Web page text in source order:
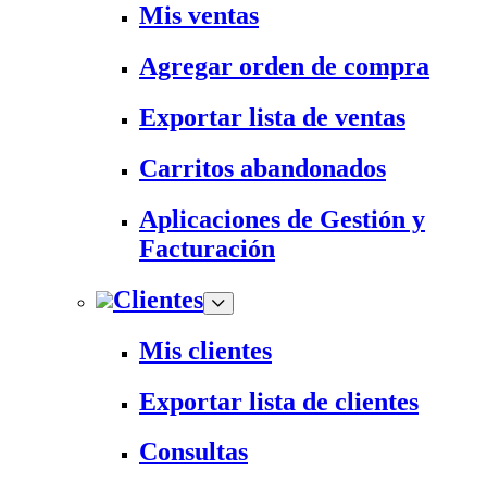
Mis ventas
Agregar orden de compra
Exportar lista de ventas
Carritos abandonados
Aplicaciones de Gestión y
Facturación
Clientes
Mis clientes
Exportar lista de clientes
Consultas